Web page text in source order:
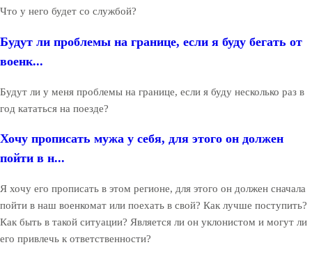
Что у него будет со службой?
Будут ли проблемы на границе, если я буду бегать от
военк...
Будут ли у меня проблемы на границе, если я буду несколько раз в
год кататься на поезде?
Хочу прописать мужа у себя, для этого он должен
пойти в н...
Я хочу его прописать в этом регионе, для этого он должен сначала
пойти в наш военкомат или поехать в свой? Как лучше поступить?
Как быть в такой ситуации? Является ли он уклонистом и могут ли
его привлечь к ответственности?